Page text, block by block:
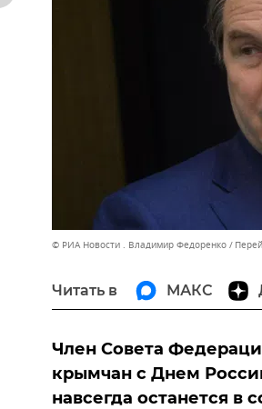
© РИА Новости . Владимир Федоренко
Читать в МАКС
Член Совета
крымчан с Днем
навсегда останется в